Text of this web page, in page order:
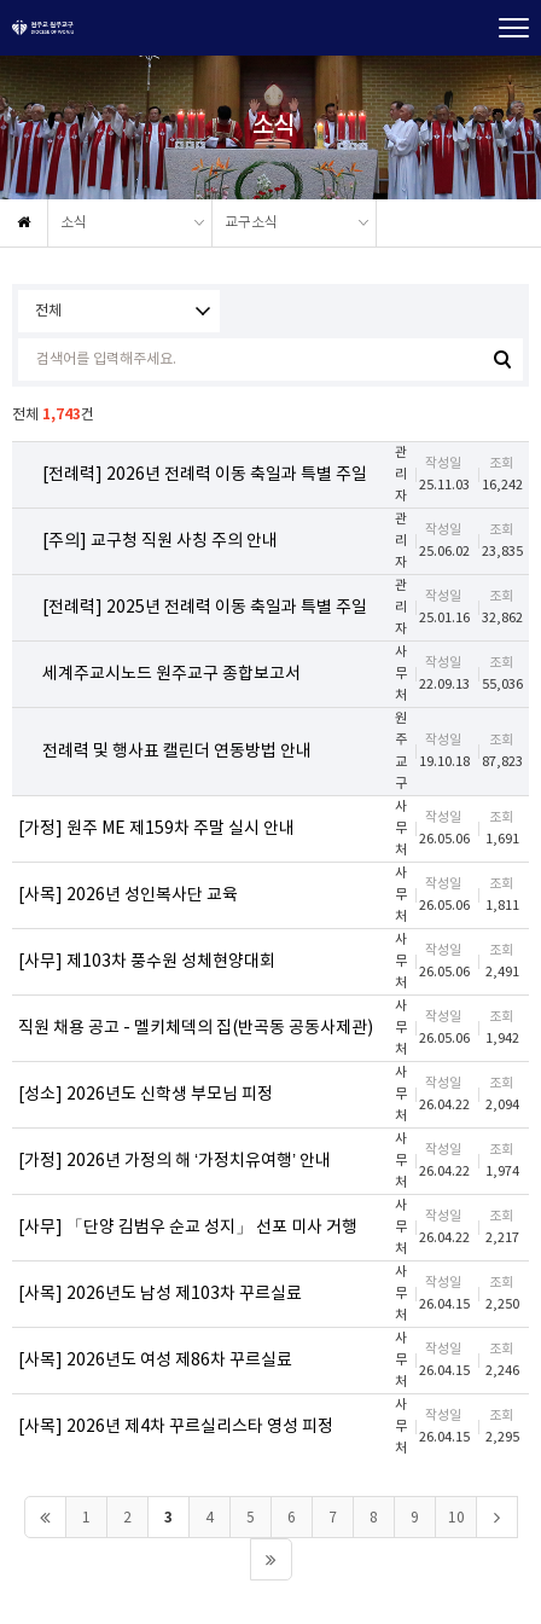
소식
소식 교구소식
전체 1,743건
[전례력] 2026년 전례력 이동 축일과 특별 주일
관
리
자
작성일
25.11.03
조회
16,242
[주의] 교구청 직원 사칭 주의 안내
관
리
자
작성일
25.06.02
조회
23,835
[전례력] 2025년 전례력 이동 축일과 특별 주일
관
리
자
작성일
25.01.16
조회
32,862
세계주교시노드 원주교구 종합보고서
사
무
처
작성일
22.09.13
조회
55,036
전례력 및 행사표 캘린더 연동방법 안내
원
주
교
구
작성일
19.10.18
조회
87,823
[가정] 원주 ME 제159차 주말 실시 안내
사
무
처
작성일
26.05.06
조회
1,691
[사목] 2026년 성인복사단 교육
사
무
처
작성일
26.05.06
조회
1,811
[사무] 제103차 풍수원 성체현양대회
사
무
처
작성일
26.05.06
조회
2,491
직원 채용 공고 - 멜키체덱의 집(반곡동 공동사제관)
사
무
처
작성일
26.05.06
조회
1,942
[성소] 2026년도 신학생 부모님 피정
사
무
처
작성일
26.04.22
조회
2,094
[가정] 2026년 가정의 해 ‘가정치유여행’ 안내
사
무
처
작성일
26.04.22
조회
1,974
[사무] 「단양 김범우 순교 성지」 선포 미사 거행
사
무
처
작성일
26.04.22
조회
2,217
[사목] 2026년도 남성 제103차 꾸르실료
사
무
처
작성일
26.04.15
조회
2,250
[사목] 2026년도 여성 제86차 꾸르실료
사
무
처
작성일
26.04.15
조회
2,246
[사목] 2026년 제4차 꾸르실리스타 영성 피정
사
무
처
작성일
26.04.15
조회
2,295
1 2 3 4 5 6 7 8 9 10